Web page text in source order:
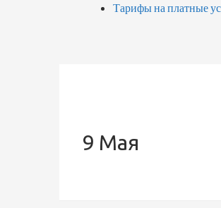
Тарифы на платные
9 Мая